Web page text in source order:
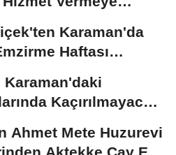
Karaman'da
Haftası
Ziyaret
Karaman'daki
Kaçırılmayacak
Ahmet Mete Huzurevi